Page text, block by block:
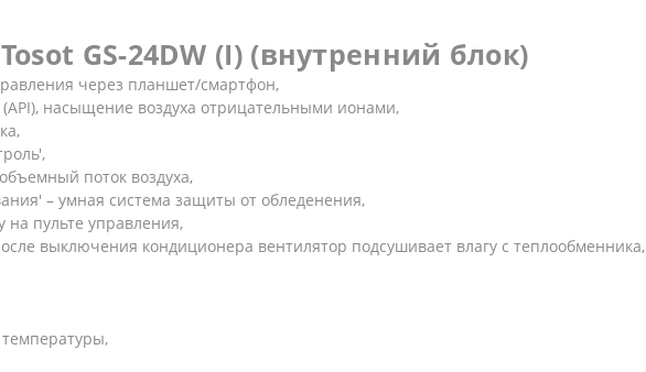
GS-24DW (I) (внутренний блок)
через планшет/смартфон,
насыщение воздуха отрицательными ионами,
поток воздуха,
– умная система защиты от обледенения,
на пульте управления,
выключения кондиционера вентилятор подсушивает влагу с теплообменника,